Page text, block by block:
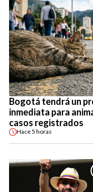
Bogotá tendrá un
inmediata para
casos registrados
Hace5 horas